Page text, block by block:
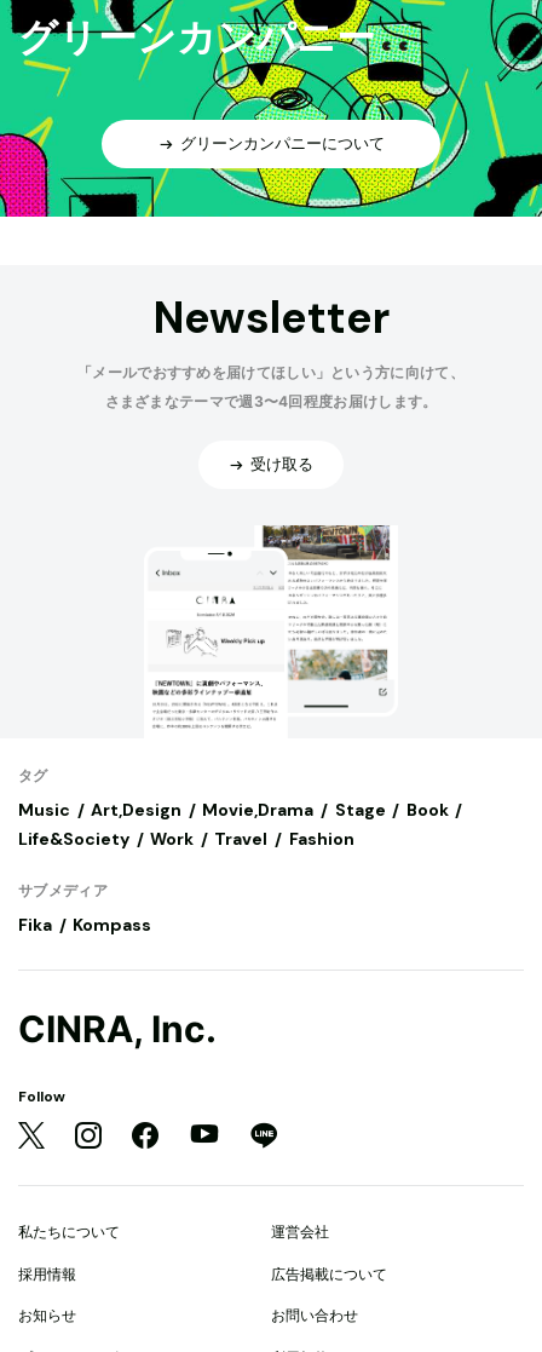
グリーンカンパニー
グリーンカンパニーについて
Newsletter
「メールでおすすめを届けてほしい」という方に向けて、
さまざまなテーマで週3〜4回程度お届けします。
受け取る
タグ
Music Art,Design Movie,Drama Stage
Book
Life&Society
Work Travel Fashion
サブメディア
Fika Kompass
CINRA, Inc.
Follow
私たちについて 運営会社
採用情報 広告掲載について
お知らせ お問い合わせ